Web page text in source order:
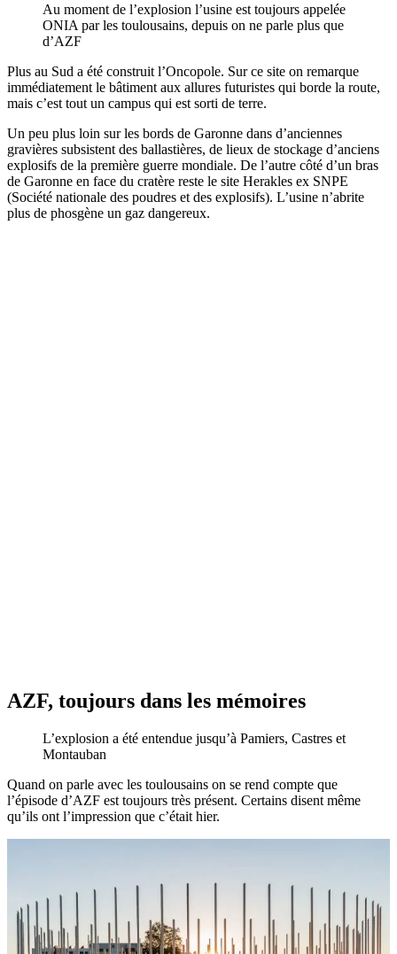
Au moment de l’explosion l’usine est toujours appelée
ONIA par les toulousains, depuis on ne parle plus que
d’AZF
Plus au Sud a été construit l’Oncopole. Sur ce site on remarque
immédiatement le bâtiment aux allures futuristes qui borde la route,
mais c’est tout un campus qui est sorti de terre.
Un peu plus loin sur les bords de Garonne dans d’anciennes
gravières subsistent des ballastières, de lieux de stockage d’anciens
explosifs de la première guerre mondiale. De l’autre côté d’un bras
de Garonne en face du cratère reste le site Herakles ex SNPE
(Société nationale des poudres et des explosifs). L’usine n’abrite
plus de phosgène un gaz dangereux.
AZF, toujours dans les mémoires
L’explosion a été entendue jusqu’à Pamiers, Castres et
Montauban
Quand on parle avec les toulousains on se rend compte que
l’épisode d’AZF est toujours très présent. Certains disent même
qu’ils ont l’impression que c’était hier.